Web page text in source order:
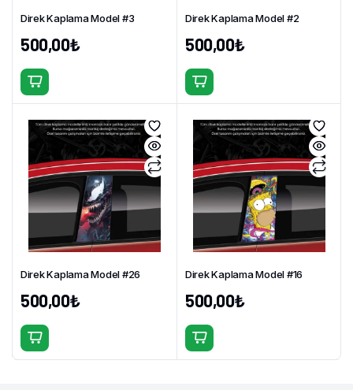
Direk Kaplama Model #3
500,00₺
Direk Kaplama Model #2
500,00₺
Direk Kaplama Model #26
500,00₺
Direk Kaplama Model #16
500,00₺